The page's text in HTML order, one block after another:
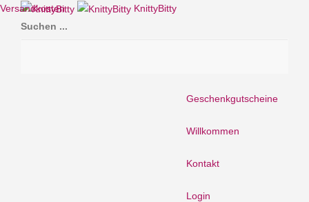
KnittyBitty
Suchen ...
Geschenkgutscheine
Willkommen
Kontakt
Login
Versandkosten